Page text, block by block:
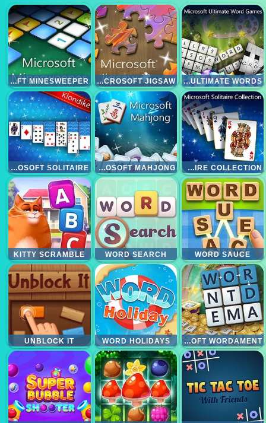
MICROSOFT ULTIMATE WORDS
MICROSOFT JIGSAW
MICROSOFT MINESWEEPER
MICROSOFT SOLITAIRE COLLECTION
MICROSOFT MAHJONG
MICROSOFT SOLITAIRE
WORD SAUCE
WORD SEARCH
KITTY SCRAMBLE
MICROSOFT WORDAMENT
WORD HOLIDAYS
UNBLOCK IT